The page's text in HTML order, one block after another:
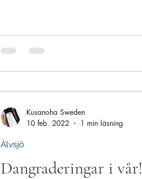
Dangraderingar i vår!
Älvsjö
Kusanoha Sweden
10 feb. 2022
1 min läsning